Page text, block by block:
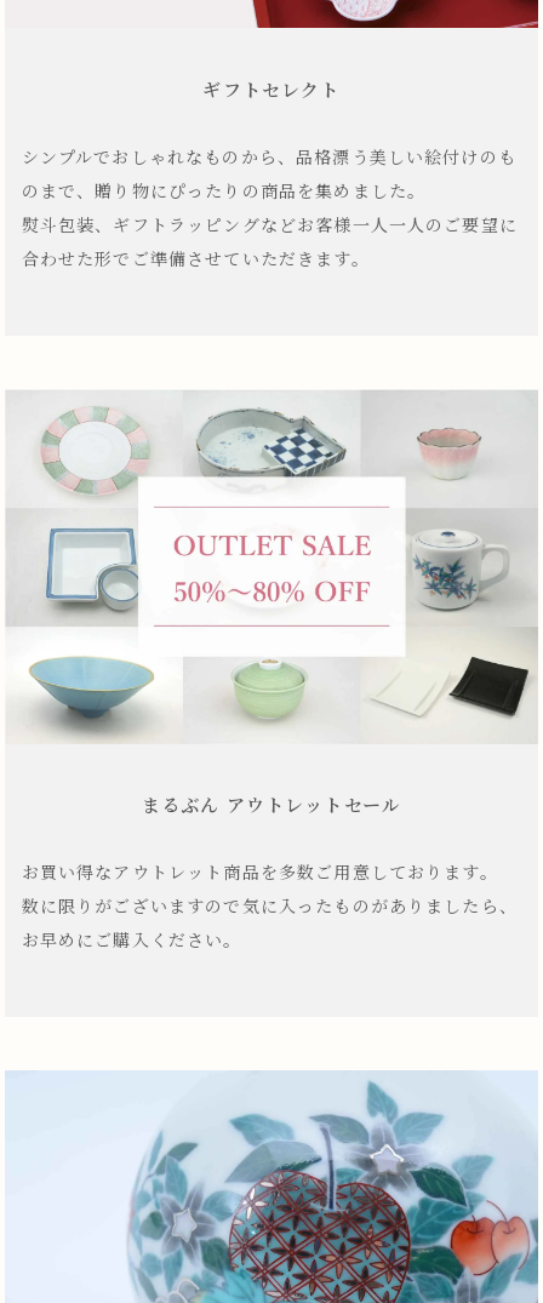
ギフトセレクト
シンプルでおしゃれなものから、品格漂う美しい絵付けのも
のまで、贈り物にぴったりの商品を集めました。
熨斗包装、ギフトラッピングなどお客様一人一人のご要望に
合わせた形でご準備させていただきます。
まるぶん アウトレットセール
お買い得なアウトレット商品を多数ご用意しております。
数に限りがございますので気に入ったものがありましたら、
お早めにご購入ください。